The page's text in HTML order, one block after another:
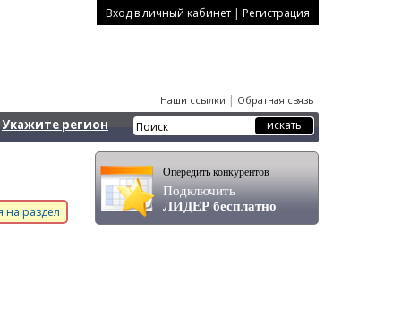
Вход в личный кабинет | Регистрация
Наши ссылки | Обратная связь
Укажите регион
на раздел
Опередить конкурентов
Подключить
ЛИДЕР бесплатно